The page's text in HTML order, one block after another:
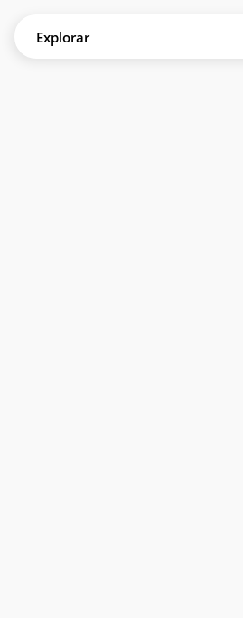
Explorar